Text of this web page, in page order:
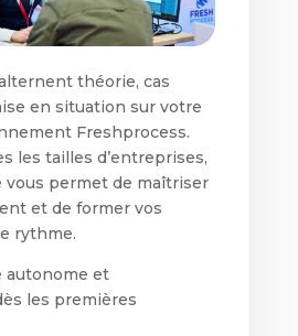
théorie, cas
en situation sur votre
Freshprocess.
les tailles d’entreprises,
vous permet de maîtriser
et de former vos
rythme.
autonome et
les premières